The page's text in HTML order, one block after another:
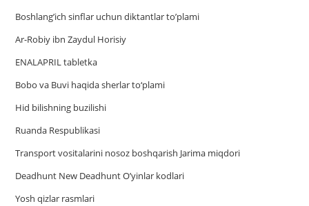
Boshlang’ich sinflar uchun diktantlar to’plami
Ar-Robiy ibn Zaydul Horisiy
ENALAPRIL tabletka
Bobo va Buvi haqida sherlar to‘plami
Hid bilishning buzilishi
Ruanda Respublikasi
Trаnsport vositаlаrini nosoz boshqаrish Jаrimа miqdori
Deadhunt New Deadhunt O’yinlar kodlari
Yosh qizlar rasmlari